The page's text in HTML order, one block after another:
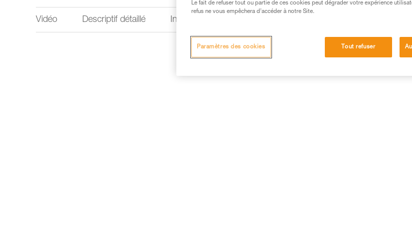
Vidéo Descriptif détaillé Informations techniques
Le fait de refuser tout ou partie de ces cookies peut dégrader votre expérience
refus ne vous empêchera d’accéder à notre Site.
Tout refuser
Paramètres des cookies